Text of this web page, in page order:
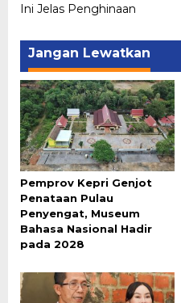
Ini Jelas Penghinaan
Jangan Lewatkan
Pemprov Kepri Genjot
Penataan Pulau
Penyengat, Museum
Bahasa Nasional Hadir
pada 2028